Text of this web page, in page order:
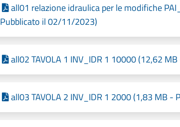
all01 relazione idraulica per le modifiche
Pubblicato il 02/11/2023)
all02 TAVOLA 1 INV_IDR 1 10000 (12,62
all03 TAVOLA 2 INV_IDR 1 2000 (1,83 MB